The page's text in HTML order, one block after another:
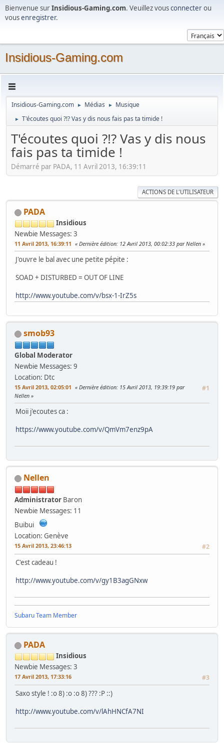
Bienvenue surInsidious-Gaming.com. Veuillez vousconnecterou
vousenregistrer.
Insidious-Gaming.com
Insidious-Gaming.com ► Médias ► Musique
► T'écoutes quoi ?!? Vas y dis nous fais pas ta timide !
T'écoutes quoi ?!? Vas y dis nous
fais pas ta timide !
Démarré par PADA, 11 Avril 2013, 16:39:11
ACTIONS DE L'UTILISATEUR
PADA
Insidious
Newbie Messages: 3
11 Avril 2013, 16:39:11 Dernière édition: 12 Avril 2013, 00:02:33 par Nellen
J'ouvre le bal avec une petite pépite :
SOAD + DISTURBED = OUT OF LINE
http://www.youtube.com/v/bsx-1-IrZ5s
smob93
Global Moderator
Newbie Messages: 9
Location: Dtc
15 Avril 2013, 02:05:01 #1
Dernière édition: 15 Avril 2013, 19:39:19 par
Nellen
Moii j'ecoutes ca :
https://www.youtube.com/v/QmVm7enz9pA
Nellen
Administrator Baron
Newbie Messages: 11
Buibui
Location: Genève
15 Avril 2013, 23:46:13 #2
C'est cadeau !
http://www.youtube.com/v/gy1B3agGNxw
Subaru Team Member
PADA
Insidious
Newbie Messages: 3
17 Avril 2013, 17:33:16 #3
Saxo style ! :o 8) :o :o 8) ??? :P ::)
http://www.youtube.com/v/lAhHNCfA7NI